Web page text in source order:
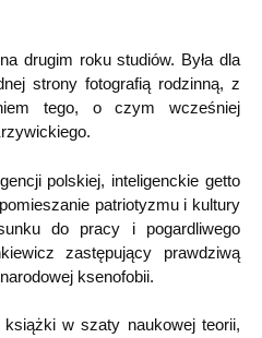
drugim roku studiów. Była dla
strony fotografią rodzinną, z
tego, o czym wcześniej
polskiej, inteligenckie getto
patriotyzmu i kultury
do pracy i pogardliwego
zastępujący prawdziwą
ksenofobii.
książki w szaty naukowej teorii,